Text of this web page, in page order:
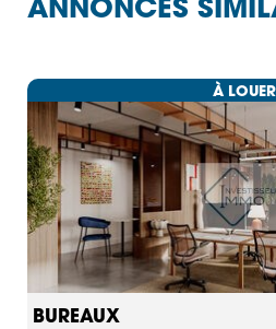
ANNONCES
À LOUER
BUREAUX